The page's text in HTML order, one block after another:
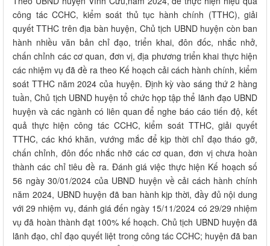
công tác CCHC, kiểm soát thủ tục hành chính (TTHC), giải
quyết TTHC trên địa bàn huyện, Chủ tịch UBND huyện còn ban
hành nhiều văn bản chỉ đạo, triển khai, đôn đốc, nhắc nhở,
chấn chỉnh các cơ quan, đơn vị, địa phương triển khai thực hiện
các nhiệm vụ đã đề ra theo Kế hoạch cải cách hành chính, kiểm
soát TTHC năm 2024 của huyện. Định kỳ vào sáng thứ 2 hàng
tuần, Chủ tịch UBND huyện tổ chức họp tập thể lãnh đạo UBND
huyện và các ngành có liên quan để nghe báo cáo tiến độ, kết
quả thực hiện công tác CCHC, kiểm soát TTHC, giải quyết
TTHC, các khó khăn, vướng mắc để kịp thời chỉ đạo tháo gỡ,
chấn chỉnh, đôn đốc nhắc nhỡ các cơ quan, đơn vị chưa hoàn
thành các chỉ tiêu đề ra. Đánh giá việc thực hiện Kế hoạch số
56 ngày 30/01/2024 của UBND huyện về cải cách hành chính
năm 2024, UBND huyện đã ban hành kịp thời, đầy đủ nội dung
với 29 nhiệm vụ, đánh giá đến ngày 15/11/2024 có 29/29 nhiệm
vụ đã hoàn thành đạt 100% kế hoạch. Chủ tịch UBND huyện đã
lãnh đạo, chỉ đạo quyết liệt trong công tác CCHC; huyện đã ban